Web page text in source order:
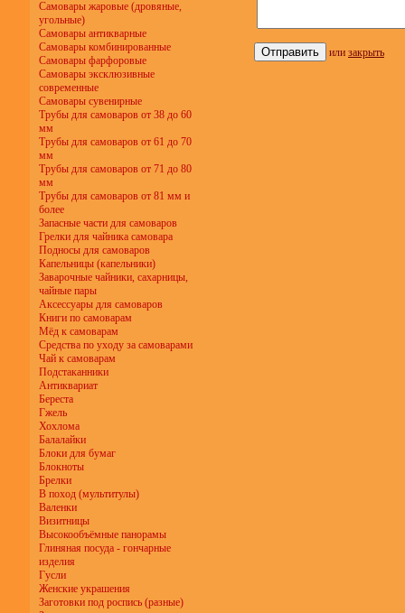
Самовары жаровые (дровяные,
угольные)
Самовары антикварные
Самовары комбинированные
Самовары фарфоровые
Самовары эксклюзивные
современные
Самовары сувенирные
Трубы для самоваров от 38 до 60
мм
Трубы для самоваров от 61 до 70
мм
Трубы для самоваров от 71 до 80
мм
Трубы для самоваров от 81 мм и
более
Запасные части для самоваров
Грелки для чайника самовара
Подносы для самоваров
Капельницы (капельники)
Заварочные чайники, сахарницы,
чайные пары
Аксессуары для самоваров
Книги по самоварам
Мёд к самоварам
Средства по уходу за самоварами
Чай к самоварам
Подстаканники
Антиквариат
Береста
Гжель
Хохлома
Балалайки
Блоки для бумаг
Блокноты
Брелки
В поход (мультитулы)
Валенки
Визитницы
Высокообъёмные панорамы
Глиняная посуда - гончарные
изделия
Гусли
Женские украшения
Заготовки под роспись (разные)
или закрыть